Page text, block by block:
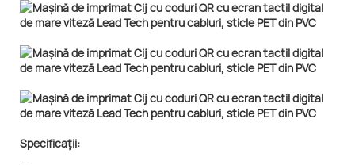
Specificații: